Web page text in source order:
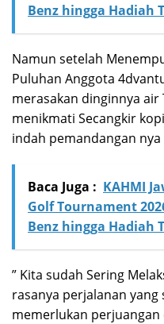
Benz hingga Hadiah
Namun setelah
Puluhan Anggota
merasakan dinginnya
menikmati Secangkir
indah pemandangan nya
Baca Juga : KAHMI
Golf Tournament
Benz hingga Hadiah
” Kita sudah Sering
rasanya perjalanan
memerlukan perjuangan